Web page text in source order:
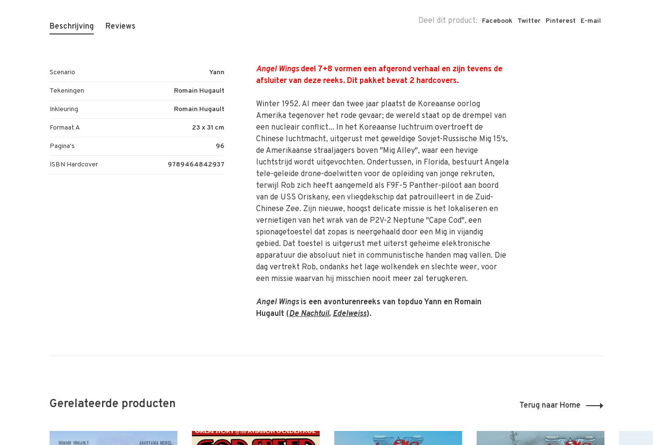
Deel dit product: Facebook Twitter Pinterest E-mail
Beschrijving Reviews
Scenario Yann
Tekeningen Romain Hugault
Inkleuring Romain Hugault
Formaat A 23 x 31 cm
Pagina's 96
ISBN Hardcover 9789464842937
Angel Wingsdeel 7+8 vormen een afgerond verhaal en zijn tevens de
afsluiter van deze reeks. Dit pakket bevat 2 hardcovers.
Winter 1952. Al meer dan twee jaar plaatst de Koreaanse oorlog
Amerika tegenover het rode gevaar; de wereld staat op de drempel van
een nucleair conflict... In het Koreaanse luchtruim overtroeft de
Chinese luchtmacht, uitgerust met geweldige Sovjet-Russische Mig 15's,
de Amerikaanse straaljagers boven "Mig Alley", waar een hevige
luchtstrijd wordt uitgevochten. Ondertussen, in Florida, bestuurt Angela
tele-geleide drone-doelwitten voor de opleiding van jonge rekruten,
terwijl Rob zich heeft aangemeld als F9F-5 Panther-piloot aan boord
van de USS Oriskany, een vliegdekschip dat patrouilleert in de Zuid-
Chinese Zee. Zijn nieuwe, hoogst delicate missie is het lokaliseren en
vernietigen van het wrak van de P2V-2 Neptune "Cape Cod", een
spionagetoestel dat zopas is neergehaald door een Mig in vijandig
gebied. Dat toestel is uitgerust met uiterst geheime elektronische
apparatuur die absoluut niet in communistische handen mag vallen. Die
dag vertrekt Rob, ondanks het lage wolkendek en slechte weer, voor
een missie waarvan hij misschien nooit meer zal terugkeren.
Angel Wingsis een avonturenreeks van topduo Yann en Romain
Hugault (De Nachtuil, Edelweiss).
Gerelateerde producten Terug naar Home